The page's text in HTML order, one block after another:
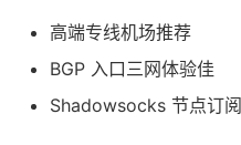
高端专线机场推荐
BGP 入口三网体验佳
Shadowsocks 节点订阅